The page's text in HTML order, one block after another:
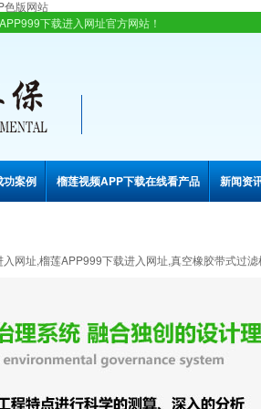
色版网站
下载进入网址官方网站！
功案例 榴莲视频APP下载在线看产品 新闻资
网址,榴莲APP999下载进入网址,真空橡胶带式过